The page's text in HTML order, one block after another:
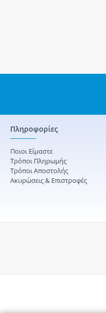
Πληροφορίες
Ποιοι Είμαστε
Τρόποι Πληρωμής
Τρόποι Αποστολής
Ακυρώσεις & Επιστροφές